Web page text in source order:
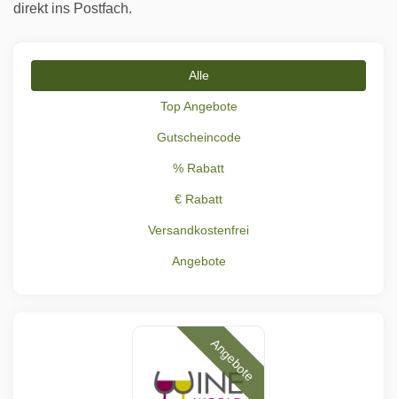
direkt ins Postfach.
Alle
Top Angebote
Gutscheincode
% Rabatt
€ Rabatt
Versandkostenfrei
Angebote
Angebote